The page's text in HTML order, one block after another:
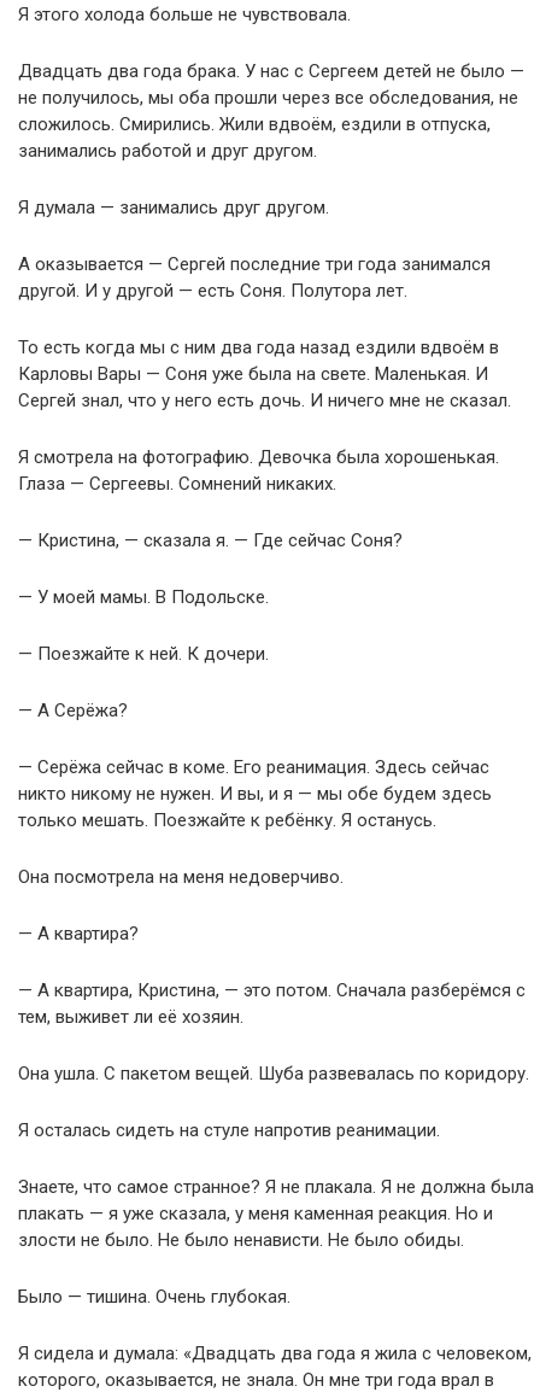
Я этого холода больше не чувствовала.
Двадцать два года брака. У нас с Сергеем детей не было —
не получилось, мы оба прошли через все обследования, не
сложилось. Смирились. Жили вдвоём, ездили в отпуска,
занимались работой и друг другом.
Я думала — занимались друг другом.
А оказывается — Сергей последние три года занимался
другой. И у другой — есть Соня. Полутора лет.
То есть когда мы с ним два года назад ездили вдвоём в
Карловы Вары — Соня уже была на свете. Маленькая. И
Сергей знал, что у него есть дочь. И ничего мне не сказал.
Я смотрела на фотографию. Девочка была хорошенькая.
Глаза — Сергеевы. Сомнений никаких.
— Кристина, — сказала я. — Где сейчас Соня?
— У моей мамы. В Подольске.
— Поезжайте к ней. К дочери.
— А Серёжа?
— Серёжа сейчас в коме. Его реанимация. Здесь сейчас
никто никому не нужен. И вы, и я — мы обе будем здесь
только мешать. Поезжайте к ребёнку. Я останусь.
Она посмотрела на меня недоверчиво.
— А квартира?
— А квартира, Кристина, — это потом. Сначала разберёмся с
тем, выживет ли её хозяин.
Она ушла. С пакетом вещей. Шуба развевалась по коридору.
Я осталась сидеть на стуле напротив реанимации.
Знаете, что самое странное? Я не плакала. Я не должна была
плакать — я уже сказала, у меня каменная реакция. Но и
злости не было. Не было ненависти. Не было обиды.
Было — тишина. Очень глубокая.
Я сидела и думала: «Двадцать два года я жила с человеком,
которого, оказывается, не знала. Он мне три года врал в